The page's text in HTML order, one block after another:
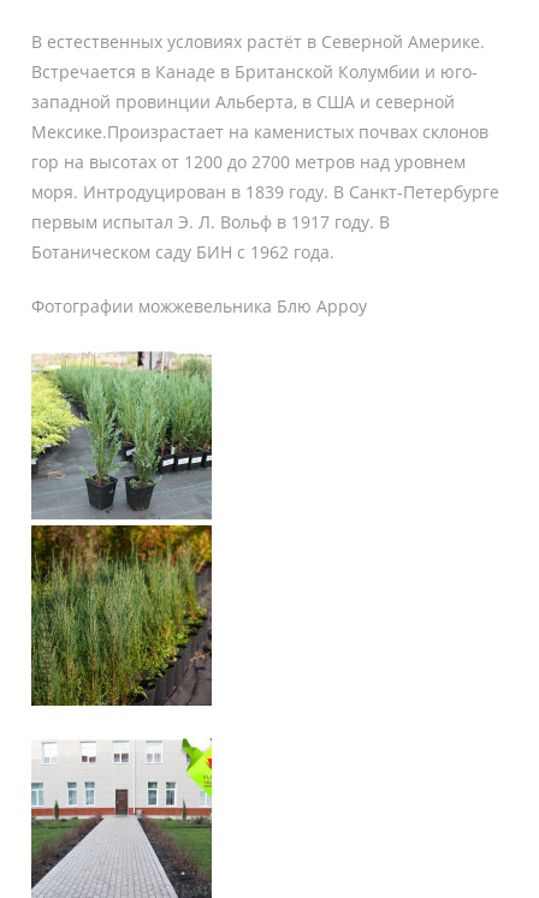
В естественных условиях растёт в Северной Америке.
Встречается в Канаде в Британской Колумбии и юго-
западной провинции Альберта, в США и северной
Мексике.Произрастает на каменистых почвах склонов
гор на высотах от 1200 до 2700 метров над уровнем
моря. Интродуцирован в 1839 году. В Санкт-Петербурге
первым испытал Э. Л. Вольф в 1917 году. В
Ботаническом саду БИН с 1962 года.
Фотографии можжевельника Блю Арроу